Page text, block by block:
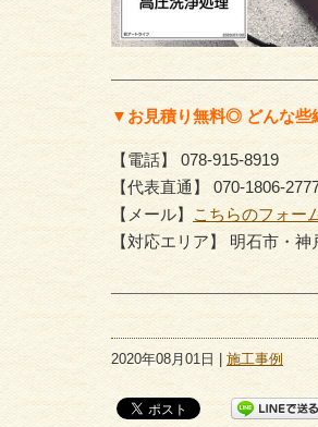
▼お見積り無料◎ どんな些
【電話】 078-915-8919
【代表直通】 070-1806-
【メール】
こちらのフォー
【対応エリア】 明石市・
2020年08月01日 | 施工事例